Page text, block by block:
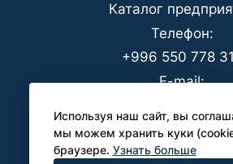
Используя наш сайт, вы
мы можем хранить куки
браузере. Узнать больше
Каталог
Телефон:
+996 550 778
E-mail:
Для СМИ:
pr@analyt-kg.com